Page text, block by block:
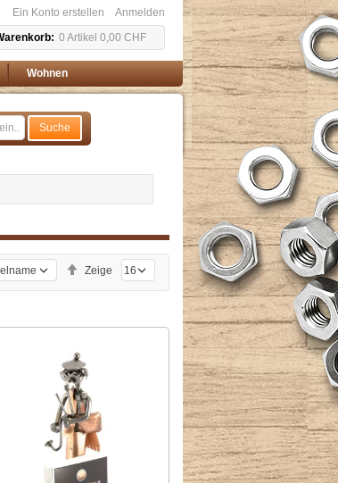
Anmelden
Ein Konto erstellen
0 Artikel 0,00 CHF
Wohnen
Suche
Zeige
Absteigend
sortieren